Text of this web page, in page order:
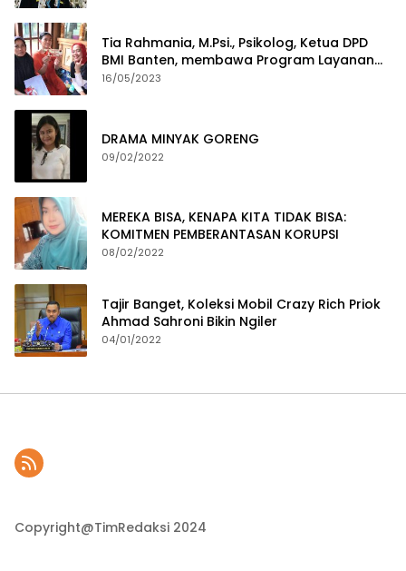
Tia Rahmania, M.Psi., Psikolog, Ketua DPD
BMI Banten, membawa Program Layanan
Pembuatan Dokumen Kependudukan
16/05/2023
DRAMA MINYAK GORENG
09/02/2022
MEREKA BISA, KENAPA KITA TIDAK BISA:
KOMITMEN PEMBERANTASAN KORUPSI
08/02/2022
Tajir Banget, Koleksi Mobil Crazy Rich Priok
Ahmad Sahroni Bikin Ngiler
04/01/2022
Copyright@TimRedaksi 2024